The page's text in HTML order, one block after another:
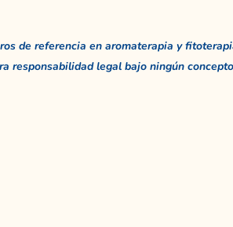
de referencia en aromaterapia y
responsabilidad legal bajo ningún